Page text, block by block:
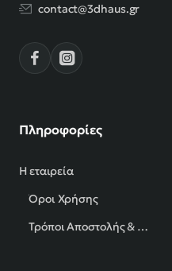
contact@3dhaus.gr
Πληροφορίες
Η εταιρεία
Όροι Χρήσης
Τρόποι Αποστολής & Πληρωμής